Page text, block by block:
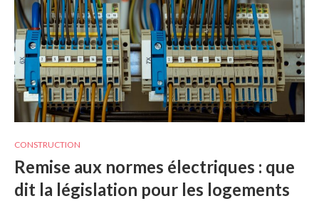
CONSTRUCTION
Remise aux normes électriques : que
dit la législation pour les logements